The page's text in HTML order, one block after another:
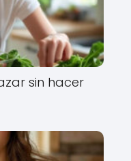
sin hacer